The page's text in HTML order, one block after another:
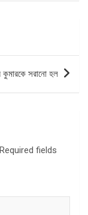
কুমারকে সরানো হল
Required fields